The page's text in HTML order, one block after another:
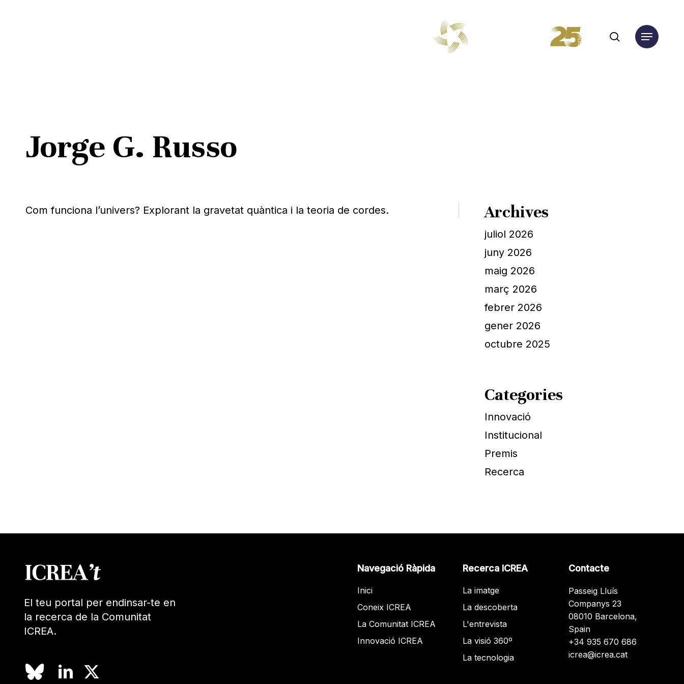
search
Menu
Jorge G. Russo
Com funciona l’univers? Explorant la gravetat quàntica i la teoria de cordes. Archives
juliol 2026
juny 2026
maig 2026
març 2026
febrer 2026
gener 2026
octubre 2025
Categories
Innovació
Institucional
Premis
Recerca
El teu portal per endinsar-te en
la recerca de la Comunitat
ICREA.
Navegació Ràpida
Inici
Coneix ICREA
La Comunitat ICREA
Innovació ICREA
Recerca ICREA
La imatge
La descoberta
L'entrevista
La visió 360º
La tecnologia
Contacte
Passeig Lluís
Companys 23
08010 Barcelona,
Spain
+34 935 670 686
icrea@icrea.cat